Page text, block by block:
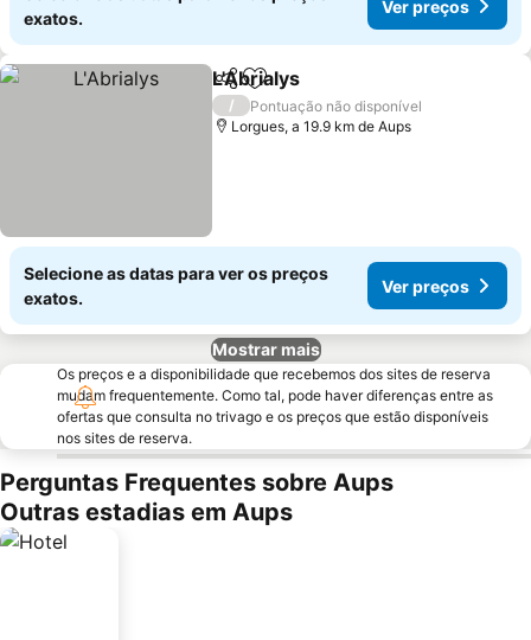
exatos.
Ver preços
PartilharAdicionar aos favoritos
L'Abrialys
/
Pontuação não disponível
Lorgues, a 19.9 km de Aups
Selecione as datas para ver os preços
exatos.
Ver preços
Mostrar mais
Os preços e a disponibilidade que recebemos dos sites de reserva
mudam frequentemente. Como tal, pode haver diferenças entre as
ofertas que consulta no trivago e os preços que estão disponíveis
nos sites de reserva.
Perguntas Frequentes sobre Aups
Outras estadias em Aups